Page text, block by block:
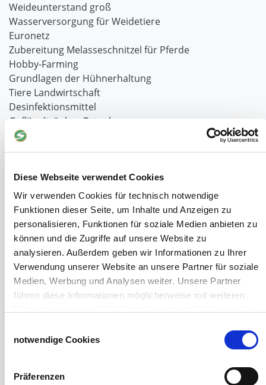
Diese Webseite verwendet Cookies
Wir verwenden Cookies für technisch notwendige
Funktionen dieser Seite, um Inhalte und Anzeigen zu
personalisieren, Funktionen für soziale Medien anbieten zu
können und die Zugriffe auf unsere Website zu
analysieren. Außerdem geben wir Informationen zu Ihrer
Verwendung unserer Website an unsere Partner für soziale
Medien, Werbung und Analysen weiter. Unsere Partner
führen diese Informationen möglicherweise mit weiteren
haben.
notwendige Cookies
Präferenzen
Weideunterstand groß
Wasserversorgung für Weidetiere
Euronetz
Zubereitung Melasseschnitzel für Pferde
Hobby-Farming
Grundlagen der Hühnerhaltung
Tiere Landwirtschaft
Desinfektionsmittel
Geflügeltränken Ratgeber
Milchfieberprophylaxe
Stallapotheke für Hühner
Windschutzgewebe
Windschutznetze für Reithallen
Galerie Windschutznetze
Windschutznetz für Pferdeführanlagen
Windschutznetz für Pferdestall
Lubratec Tore
Lubratec Fronten
Planenvorhang
Windschutznetz mit Ösen
PVC Lamellen für Pferdeställe